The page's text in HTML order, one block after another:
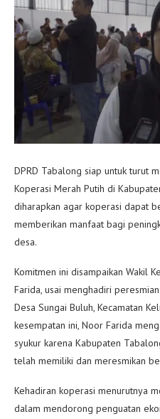
DPRD Tabalong siap untuk turut
Koperasi Merah Putih di
diharapkan agar koperasi dapat
memberikan manfaat bagi
desa.
Komitmen ini disampaikan Wakil
Farida, usai menghadiri
Desa Sungai Buluh, Kecamatan
kesempatan ini, Noor Farida
syukur karena Kabupaten
telah memiliki dan meresmikan
Kehadiran koperasi menurutnya
dalam mendorong penguatan